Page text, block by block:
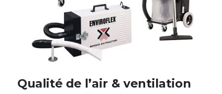
Qualité de l’air & ventilation